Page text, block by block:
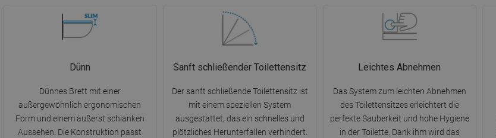
Dünn
Dünnes Brett mit einer
außergewöhnlich ergonomischen
Form und einem äußerst schlanken
Aussehen. Die Konstruktion passt
Sanft schließender Toilettensitz
Der sanft schließende Toilettensitz ist
mit einem speziellen System
ausgestattet, das ein schnelles und
plötzliches Herunterfallen verhindert.
Leichtes Abnehmen
Das System zum leichten Abnehmen
des Toilettensitzes erleichtert die
perfekte Sauberkeit und hohe Hygiene
in der Toilette. Dank ihm wird das